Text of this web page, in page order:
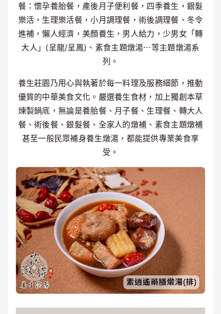
餐：懷孕養胎餐，產後月子便利餐，四季養生，銀髮
樂活，生理樂活餐，小月調理餐，術後調理餐、冬令
進補，懶人經濟，美顏養生，男人給力，少男女「轉
大人」(呈龍/呈鳳)、素食主題燉湯⋯等主題燉湯系
列。
養生莊園乃用心與執著於每一料理及服務細節，推動
優質的中華美食文化。嚴選養生食材，加上獨創本草
煉製鍋底，無論是養胎餐、月子餐、生理餐、轉大人
餐、術後餐、銀髮餐、全家人的燉補、素食主題燉補
甚至一般民眾補身養生燉湯，都能提供專業美食享
受。